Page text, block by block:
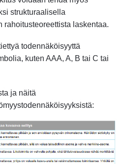
strukturaalisella
rahoitusteoreettista laskentaa.
todennäköisyyttä
kuten AAA, A, B tai C tai
ja näitä